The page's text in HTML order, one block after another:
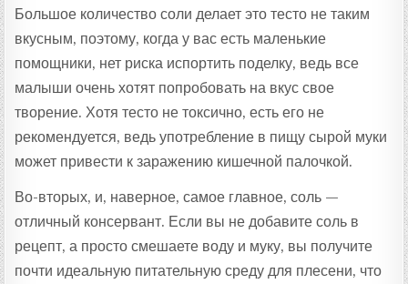
Большое количество соли делает это тесто не таким
вкусным, поэтому, когда у вас есть маленькие
помощники, нет риска испортить поделку, ведь все
малыши очень хотят попробовать на вкус свое
творение. Хотя тесто не токсично, есть его не
рекомендуется, ведь употребление в пищу сырой муки
может привести к заражению кишечной палочкой.
Во-вторых, и, наверное, самое главное, соль —
отличный консервант. Если вы не добавите соль в
рецепт, а просто смешаете воду и муку, вы получите
почти идеальную питательную среду для плесени, что